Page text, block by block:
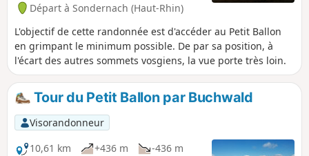
Départ à Sondernach (Haut-Rhin)
L'objectif de cette randonnée est d'accéder au Petit Ballon
en grimpant le minimum possible. De par sa position, à
l'écart des autres sommets vosgiens, la vue porte très loin.
Tour du Petit Ballon par Buchwald
Visorandonneur
10,61 km
+436 m
-436 m